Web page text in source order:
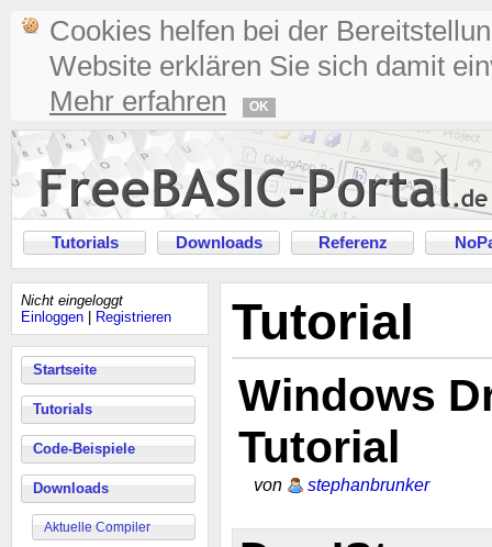
Cookies helfen bei der
Website erklären Sie sich damit
Mehr erfahren
OK
Tutorials Downloads Referenz
Nicht eingeloggt
Einloggen
Registrieren
Startseite
Tutorials
Code-Beispiele
Downloads
Aktuelle Compiler
Tutorial
Windows
Tutorial
von stephanbrunker